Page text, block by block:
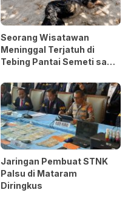
Seorang Wisatawan
Meninggal Terjatuh di
Tebing Pantai Semeti saat
Jaringan Pembuat STNK
Palsu di Mataram
Diringkus